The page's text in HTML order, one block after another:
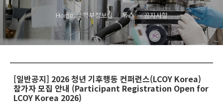
Home 학부정보실 뉴스 공지사항
[일반공지] 2026 청년 기후행동 컨퍼런스(LCOY Korea)
참가자 모집 안내 (Participant Registration Open for
LCOY Korea 2026)